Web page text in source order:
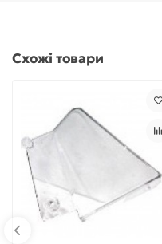
Схожі товари